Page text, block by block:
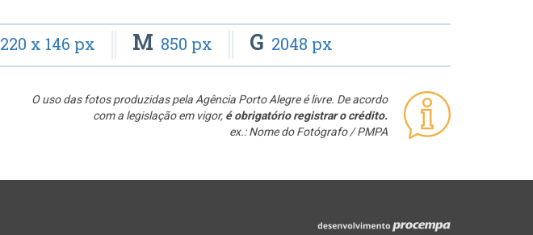
220 x 146 px M 850 px G 2048 px
O uso das fotos produzidas pela Agência Porto Alegre é livre. De acordo
com a legislação em vigor, é obrigatório registrar o crédito.
ex.: Nome do Fotógrafo / PMPA